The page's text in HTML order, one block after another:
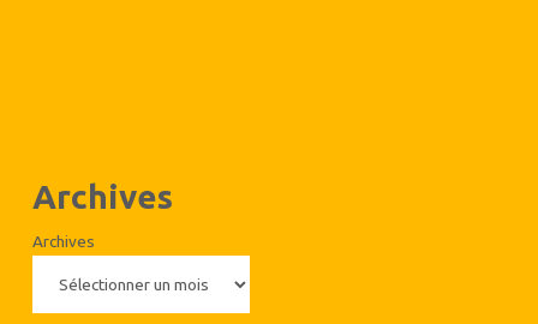
Archives
Archives